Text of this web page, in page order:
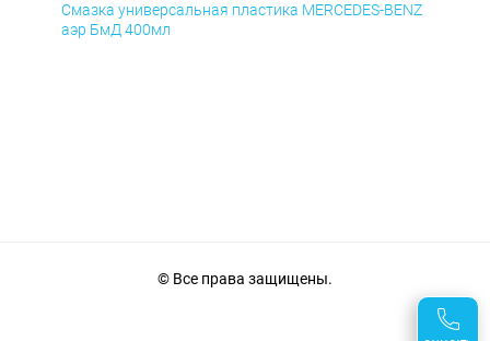
Смазка универсальная пластика MERCEDES-BENZ
аэр БмД 400мл
© Все права защищены.